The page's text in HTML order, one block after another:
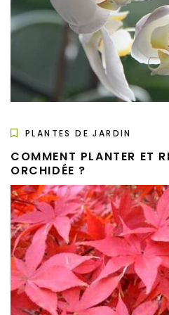
PLANTES DE JARDIN
COMMENT PLANTER ET
ORCHIDÉE ?